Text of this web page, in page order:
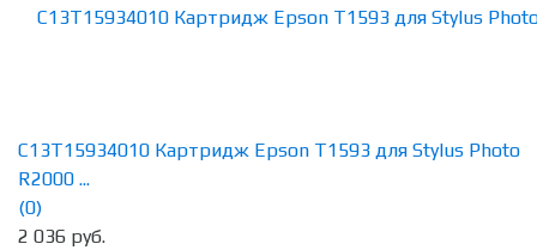
C13T15934010 Картридж Epson T1593 для Stylus Photo
R2000 ...
(0)
2 036 руб.